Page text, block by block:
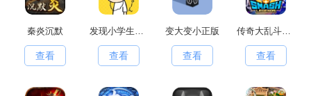
秦炎沉默
查看 查看
变大变小正版
查看
传奇大乱斗原版
查看